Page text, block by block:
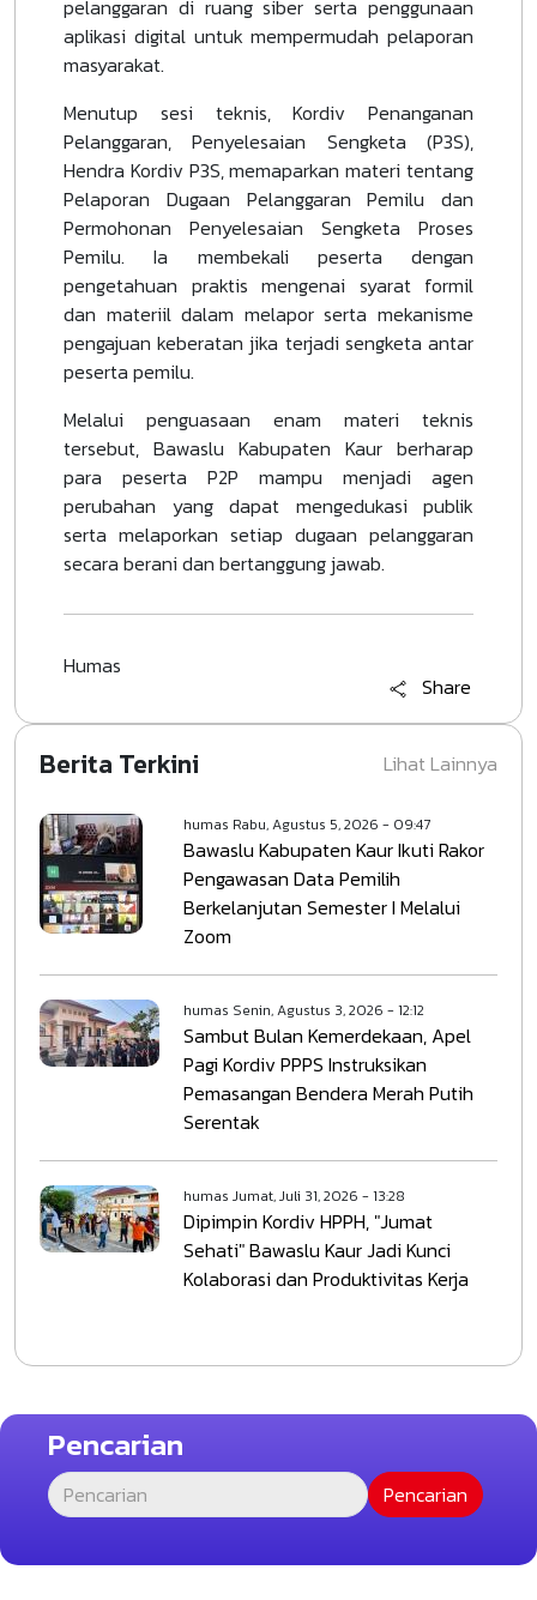
pelanggaran di ruang siber serta penggunaan
aplikasi digital untuk mempermudah pelaporan
masyarakat.
Menutup sesi teknis, Kordiv Penanganan
Pelanggaran, Penyelesaian Sengketa (P3S),
Hendra Kordiv P3S, memaparkan materi tentang
Pelaporan Dugaan Pelanggaran Pemilu dan
Permohonan Penyelesaian Sengketa Proses
Pemilu. Ia membekali peserta dengan
pengetahuan praktis mengenai syarat formil
dan materiil dalam melapor serta mekanisme
pengajuan keberatan jika terjadi sengketa antar
peserta pemilu.
Melalui penguasaan enam materi teknis
tersebut, Bawaslu Kabupaten Kaur berharap
para peserta P2P mampu menjadi agen
perubahan yang dapat mengedukasi publik
serta melaporkan setiap dugaan pelanggaran
secara berani dan bertanggung jawab.
Humas
Share
Berita Terkini
humas Rabu, Agustus 5, 2026 - 09:47
Bawaslu Kabupaten Kaur Ikuti Rakor
Pengawasan Data Pemilih
Berkelanjutan Semester I Melalui
Zoom
humas Senin, Agustus 3, 2026 - 12:12
Sambut Bulan Kemerdekaan, Apel
Pagi Kordiv PPPS Instruksikan
Pemasangan Bendera Merah Putih
Serentak
humas Jumat, Juli 31, 2026 - 13:28
Dipimpin Kordiv HPPH, "Jumat
Sehati" Bawaslu Kaur Jadi Kunci
Kolaborasi dan Produktivitas Kerja
Lihat Lainnya
Pencarian